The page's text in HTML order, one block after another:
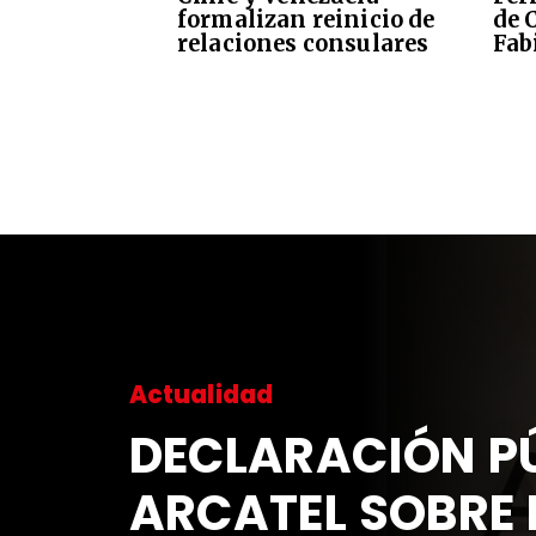
formalizan reinicio de
relaciones consulares
de
Actualidad
DECLARACIÓN
ARCATEL